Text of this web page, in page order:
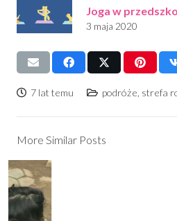
Joga w
3 maja 2020
7 lat temu podróże strefa
More Similar Posts